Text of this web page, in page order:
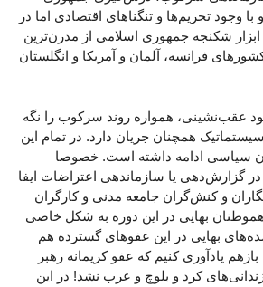
وجود تحریم‌ها و تنگناهای اقتصادی اما در
ابزار شکنجه جمهوری اسلامی از مدرن‌ترین
فرانسه، آلمان و آمریکا و انگلستان
عقب‌نشینی، همواره روند سرکوب را نگه
همچنان جریان دارد. در تمام این
سیاسی ادامه داشته است. خصوصا
گزارش‌دهی یا سازماندهی اعتراضات ایفا
و کنش‌گران جامعه مدنی و کارگران
بهایی در این دوره به شکل خاصی
بهایی در این عفو‌های گسترده هم
یادآوری کنیم که عفو کریمانه رهبر
کرد و بلوچ و عرب نشد! در این